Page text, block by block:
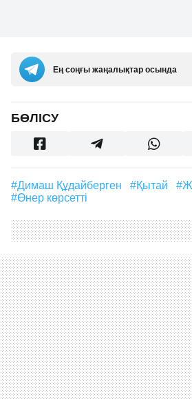
Ең соңғы жаңалықтар осында
БӨЛІСУ
#Димаш Құдайберген #Қытай
#өнер көрсетті